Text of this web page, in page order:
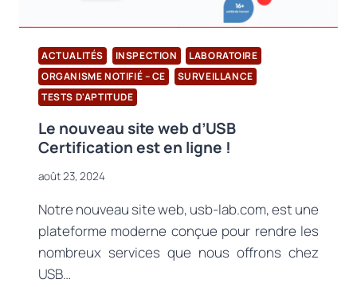
DANS
LES
PRODUITS
DE
ACTUALITÉS INSPECTION
LABORATOIRE
ORGANISME NOTIFIÉ – CE
SURVEILLANCE
TESTS D'APTITUDE
Le nouveau site web d’USB
Certification est en ligne !
août 23, 2024
Notre nouveau site web, usb-lab.com, est une
plateforme moderne conçue pour rendre les
nombreux services que nous offrons chez
USB…